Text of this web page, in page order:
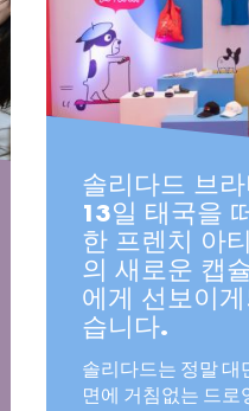
솔리다드 브
13일 태국을
한 프렌치 아
의 새로운 캡
에게 선보이
습니다.
솔리다드는 정말 대
면에 거침없는 드로